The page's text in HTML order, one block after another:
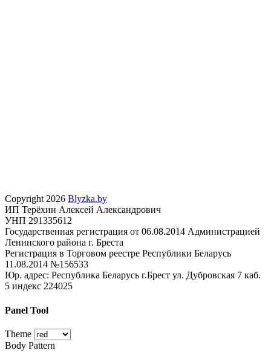
Copyright 2026 Blyzka.by
ИП Терёхин Алексей Александрович
УНП 291335612
Государственная регистрация от 06.08.2014 Администрацией
Ленинского района г. Бреста
Регистрация в Торговом реестре Республики Беларусь
11.08.2014 №156533
Юр. адрес: Республика Беларусь г.Брест ул. Дубровская 7 каб.
5 индекс 224025
Panel Tool
Theme
Body Pattern